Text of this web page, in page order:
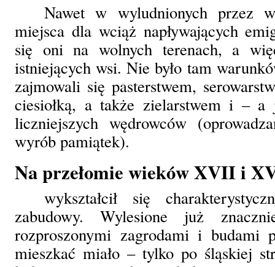
Nawet w wyludnionych przez
miejsca dla wciąż napływających
się oni na wolnych terenach, a
istniejących wsi. Nie było tam
zajmowali się pasterstwem,
ciesiołką, a także zielarstwem i – a
liczniejszych wędrowców
wyrób pamiątek).
Na przełomie wieków XVII i
wykształcił się
zabudowy. Wylesione już
rozproszonymi zagrodami i budami
mieszkać miało – tylko po śląskiej